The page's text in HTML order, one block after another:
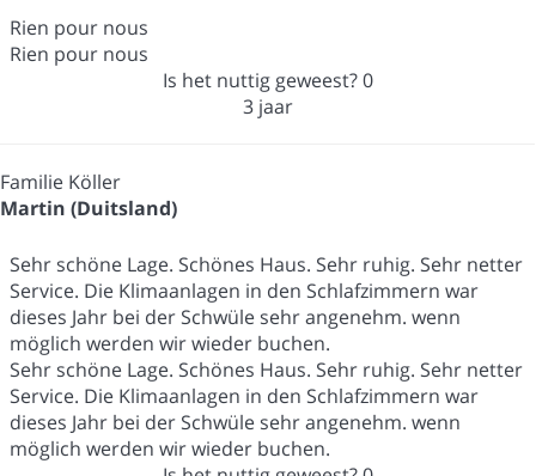
Rien pour nous
Rien pour nous
Is het nuttig geweest?0
3 jaar
Familie Köller
Martin (Duitsland)
Sehr schöne Lage. Schönes Haus. Sehr ruhig. Sehr netter
Service. Die Klimaanlagen in den Schlafzimmern war
dieses Jahr bei der Schwüle sehr angenehm. wenn
möglich werden wir wieder buchen.
Sehr schöne Lage. Schönes Haus. Sehr ruhig. Sehr netter
Service. Die Klimaanlagen in den Schlafzimmern war
dieses Jahr bei der Schwüle sehr angenehm. wenn
möglich werden wir wieder buchen.